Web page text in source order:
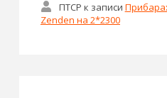
ПТСР к записи
Zenden на 2*2300